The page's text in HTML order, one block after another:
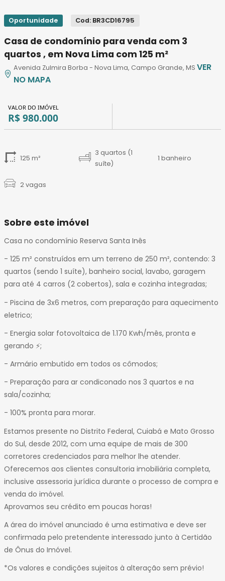
7
8
9
12
13
18
Oportunidade Cod: BR3CD16795
Casa de condomínio para venda com 3
quartos , em Nova Lima com 125 m²
Avenida Zulmira Borba - Nova Lima, Campo Grande, MSVER
NO MAPA
VALOR DO IMÓVEL
R$ 980.000
125 m²
3 quartos (1
suíte)
1 banheiro
2 vagas
Sobre este imóvel
Casa no condomínio Reserva Santa Inês
- 125 m² construídos em um terreno de 250 m², contendo: 3
quartos (sendo 1 suíte), banheiro social, lavabo, garagem
para até 4 carros (2 cobertos), sala e cozinha integradas;
- ⁠Piscina de 3x6 metros, com preparação para aquecimento
eletrico;
- ⁠Energia solar fotovoltaica de 1.170 Kwh/mês, pronta e
gerando ⚡️;
- ⁠Armário embutido em todos os cômodos;
- ⁠Preparação para ar condiconado nos 3 quartos e na
sala/cozinha;
- ⁠100% pronta para morar.
Estamos presente no Distrito Federal, Cuiabá e Mato Grosso
do Sul, desde 2012, com uma equipe de mais de 300
corretores credenciados para melhor lhe atender.
Oferecemos aos clientes consultoria imobiliária completa,
inclusive assessoria jurídica durante o processo de compra e
venda do imóvel.
Aprovamos seu crédito em poucas horas!
A área do imóvel anunciado é uma estimativa e deve ser
confirmada pelo pretendente interessado junto à Certidão
de Ônus do Imóvel.
*Os valores e condições sujeitos à alteração sem prévio!